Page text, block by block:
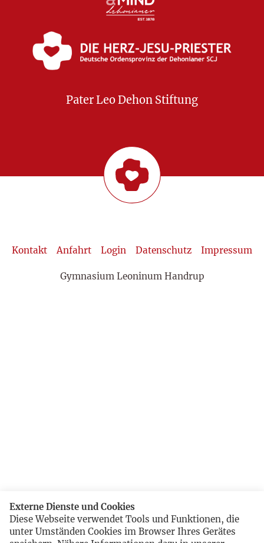
Pater Leo Dehon Stiftung
Kontakt Anfahrt Login Datenschutz Impressum
Gymnasium Leoninum Handrup
Externe Dienste und Cookies
Diese Webseite verwendet Tools und Funktionen, die
unter Umständen Cookies im Browser Ihres Gerätes